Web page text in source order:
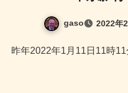
gaso 2022年
昨年2022年1月11日11時